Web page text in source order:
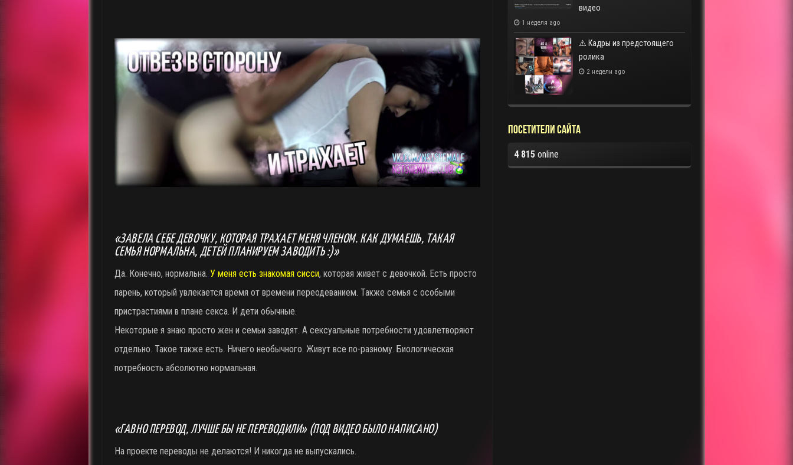
«ЗАВЕЛА СЕБЕ ДЕВОЧКУ, КОТОРАЯ ТРАХАЕТ МЕНЯ ЧЛЕНОМ. КАК ДУМАЕШЬ, ТАКАЯ
СЕМЬЯ НОРМАЛЬНА, ДЕТЕЙ ПЛАНИРУЕМ ЗАВОДИТЬ :)»
Да. Конечно, нормальна. У меня есть знакомая сисси, которая живет с девочкой. Есть просто
парень, который увлекается время от времени переодеванием. Также семья с особыми
пристрастиями в плане секса. И дети обычные.
Некоторые я знаю просто жен и семьи заводят. А сексуальные потребности удовлетворяют
отдельно. Такое также есть. Ничего необычного. Живут все по-разному. Биологическая
потребность абсолютно нормальная.
«ГАВНО ПЕРЕВОД, ЛУЧШЕ БЫ НЕ ПЕРЕВОДИЛИ» (ПОД ВИДЕО БЫЛО НАПИСАНО)
На проекте переводы не делаются! И никогда не выпускались.
видео
1 неделя ago
⚠️ Кадры из предстоящего
ролика
2 недели ago
Посетители сайта
4 815online